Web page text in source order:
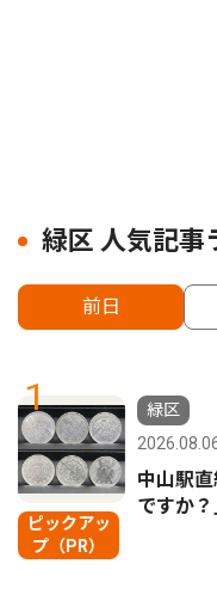
緑区 人気記事
前日
1
ピックアッ
プ（PR）
緑区
中山駅
ですか